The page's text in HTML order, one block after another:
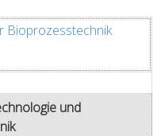
Bioprozesstechnik
und